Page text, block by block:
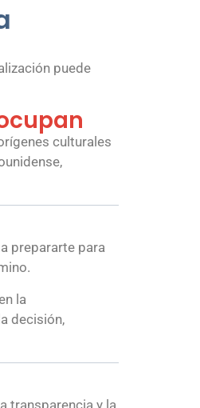
puede
culturales
prepararte para
la
decisión,